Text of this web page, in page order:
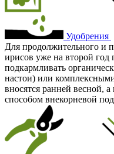
Удобрения
Для продолжительного и
ирисов уже на второй
подкармливать
настои) или
вносятся ранней весной,
способом внекорневой